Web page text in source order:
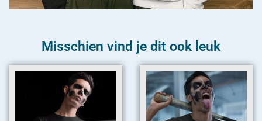
Misschien vind je dit ook leuk